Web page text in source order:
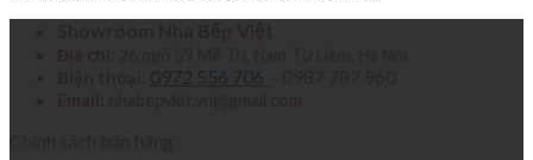
0972 556 706